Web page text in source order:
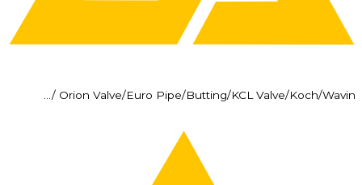
Orion Valve/Euro Pipe/Butting/KCL Valve/Koch/Wavin /…